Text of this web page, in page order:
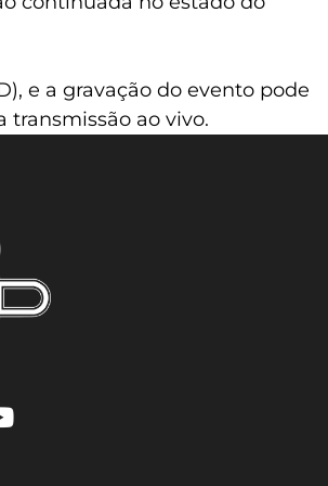
e a gravação do evento pode
ao vivo.